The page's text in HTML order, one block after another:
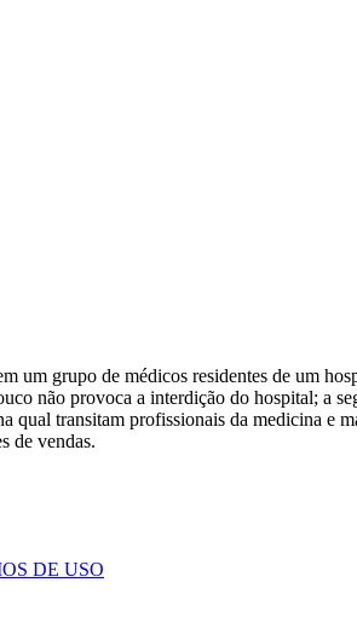
um grupo de médicos residentes de um
não provoca a interdição do hospital; a
qual transitam profissionais da medicina e
de vendas.
DE USO